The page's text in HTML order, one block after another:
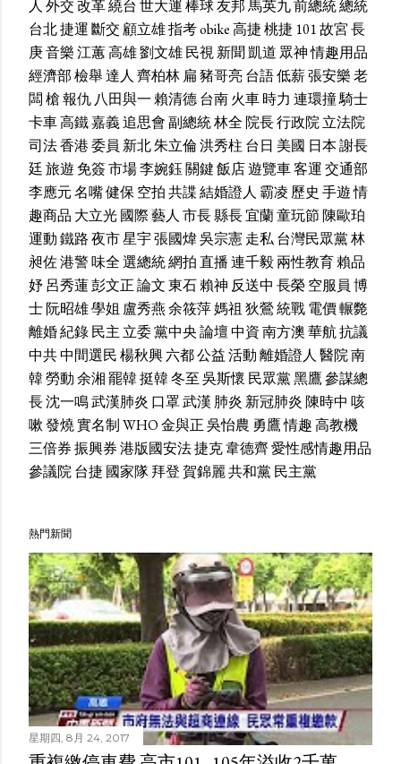
人 外交改革繞台 世大運棒球友邦馬英九前總統總統
台北捷運斷交 顧立雄指考obike高捷桃捷 101故宮長
庚音樂江蕙高雄劉文雄民視新聞凱道 眾神情趣用品
經濟部檢舉達人 齊柏林 扁豬哥亮台語低薪張安樂老
闆槍報仇 八田與一賴清德台南火車時力 連環撞騎士
卡車高鐵嘉義追思會副總統林全院長行政院立法院
司法香港委員 新北朱立倫洪秀柱 台日 美國 日本謝長
廷旅遊 免簽市場李婉鈺關鍵飯店遊覽車客運交通部
李應元名嘴健保空拍共諜結婚證人 霸凌 歷史 手遊情
趣商品 大立光國際藝人 市長縣長宜蘭童玩節陳歐珀
運動鐵路夜市星宇張國煒吳宗憲走私台灣民眾黨林
昶佐港警味全選總統網拍直播連千毅兩性教育賴品
妤呂秀蓮彭文正論文東石賴神 反送中 長榮空服員 博
士阮昭雄學姐 盧秀燕余筱萍媽祖 狄鶯統戰電價輾斃
離婚紀錄民主 立委黨中央論壇中資南方澳華航抗議
中共中間選民楊秋興六都公益活動離婚證人 醫院南
韓勞動余湘罷韓挺韓冬至吳斯懷 民眾黨黑鷹參謀總
長沈一鳴武漢肺炎 口罩武漢 肺炎 新冠肺炎陳時中 咳
嗽發燒實名制WHO金與正吳怡農 勇鷹情趣高教機
三倍券振興券港版國安法捷克韋德齊愛性感情趣用品
參議院台捷 國家隊拜登賀錦麗共和黨民主黨
熱門新聞
星期四, 8月 24, 2017